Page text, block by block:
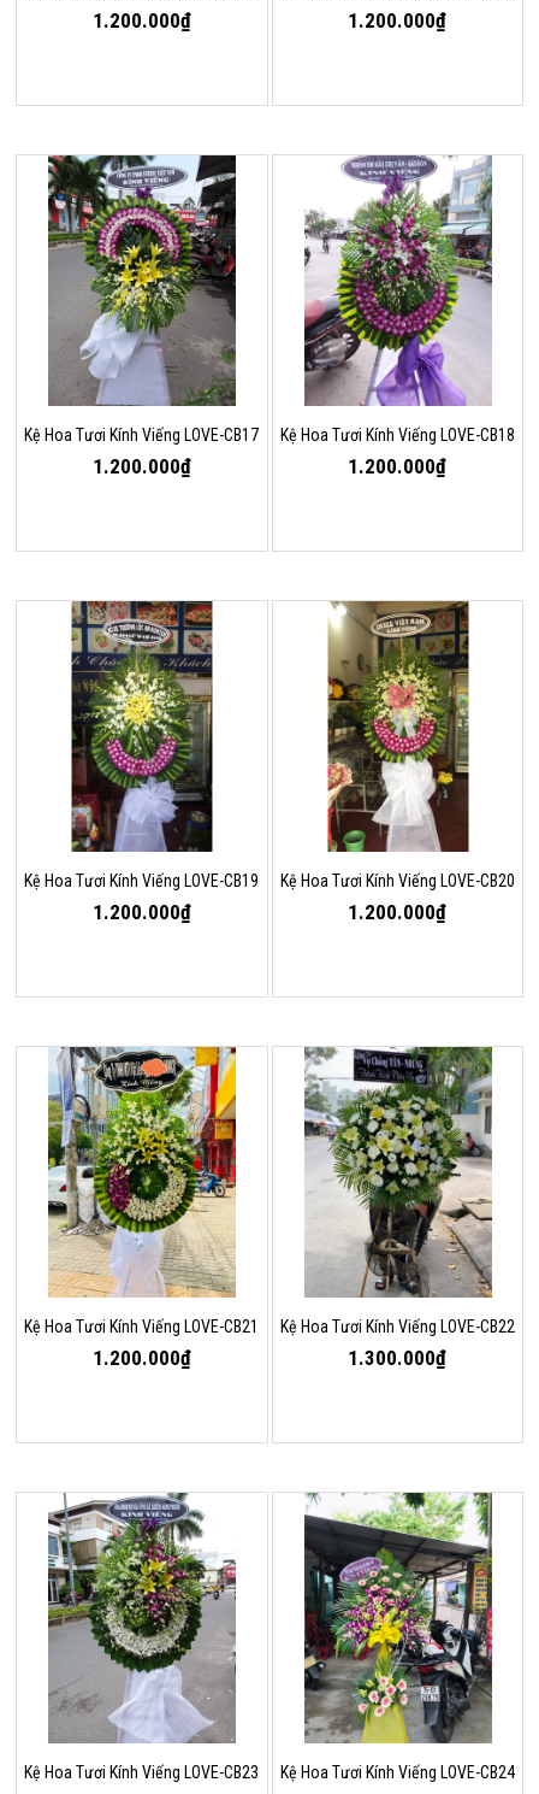
1.200.000₫ 1.200.000₫
Kệ Hoa Tươi Kính Viếng LOVE-CB17
1.200.000₫
Kệ Hoa Tươi Kính Viếng LOVE-CB18
1.200.000₫
Kệ Hoa Tươi Kính Viếng LOVE-CB19
1.200.000₫
Kệ Hoa Tươi Kính Viếng LOVE-CB20
1.200.000₫
Kệ Hoa Tươi Kính Viếng LOVE-CB21
1.200.000₫
Kệ Hoa Tươi Kính Viếng LOVE-CB22
1.300.000₫
Kệ Hoa Tươi Kính Viếng LOVE-CB23 Kệ Hoa Tươi Kính Viếng LOVE-CB24